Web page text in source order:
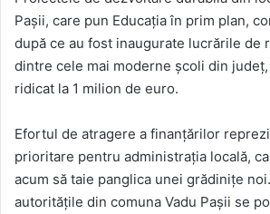
Pașii, care pun Educația în prim plan,
după ce au fost inaugurate lucrările de
dintre cele mai moderne școli din
ridicat la 1 milion de euro.
Efortul de atragere a finanțărilor
prioritare pentru administrația locală,
acum să taie panglica unei grădinițe
autoritățile din comuna Vadu Pașii se